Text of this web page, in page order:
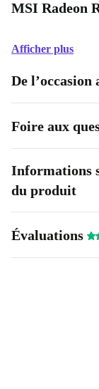
MSI Radeon
Afficher plus
De
Foire aux
Informations
du produit
Évaluations